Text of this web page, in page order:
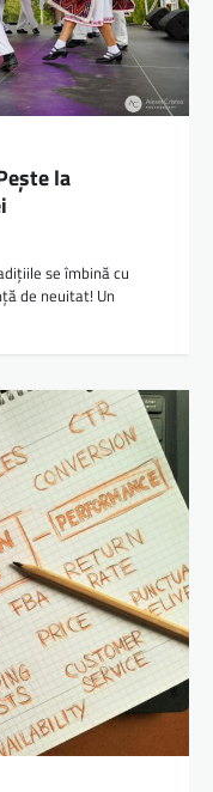
la
se îmbină cu
de neuitat! Un